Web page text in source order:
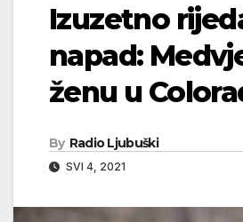
Izuzetno
napad:
ženu u
By Radio Ljubuški
SVI 4, 2021